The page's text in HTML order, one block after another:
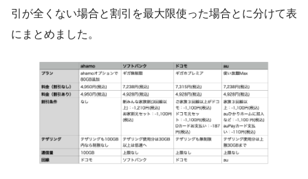
引が全くない場合と割引を最大限使った場合とに分けて表
にまとめました。